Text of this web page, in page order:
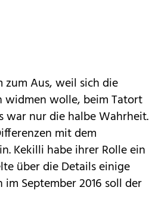
Aus, weil sich die
widmen wolle, beim Tatort
war nur die halbe Wahrheit.
mit dem
Kekilli habe ihrer Rolle ein
über die Details einige
September 2016 soll der